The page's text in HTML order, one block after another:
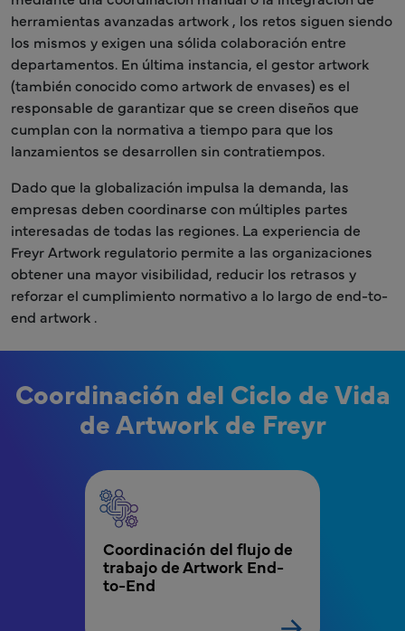
herramientas avanzadas artwork , los retos siguen siendo
los mismos y exigen una sólida colaboración entre
departamentos. En última instancia, el gestor artwork
(también conocido como artwork de envases) es el
responsable de garantizar que se creen diseños que
cumplan con la normativa a tiempo para que los
lanzamientos se desarrollen sin contratiempos.
Dado que la globalización impulsa la demanda, las
empresas deben coordinarse con múltiples partes
interesadas de todas las regiones. La experiencia de
Freyr Artwork regulatorio permite a las organizaciones
obtener una mayor visibilidad, reducir los retrasos y
reforzar el cumplimiento normativo a lo largo de end-to-
end artwork .
Coordinación del Ciclo de Vida
de Artwork de Freyr
MPR - Artwork - Coordinación del Ciclo de
Coordinación del flujo de
trabajo de Artwork End-
to-End